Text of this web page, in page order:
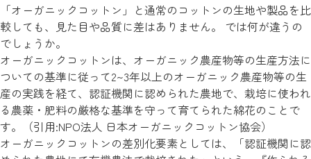
「オーガニックコットン」と通常のコットンの生地や製品を比
較しても、見た目や品質に差はありません。 では何が違うの
でしょうか。
オーガニックコットンは、オーガニック農産物等の生産方法に
ついての基準に従って2~3年以上のオーガニック農産物等の生
産の実践を経て、認証機関に認められた農地で、栽培に使われ
る農薬・肥料の厳格な基準を守って育てられた綿花のことで
す。（引用:NPO法人 日本オーガニックコットン協会）
オーガニックコットンの差別化要素としては、「認証機関に認